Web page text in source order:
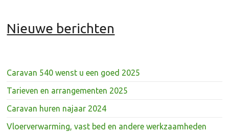
Nieuwe berichten
Caravan 540 wenst u een goed 2025
Tarieven en arrangementen 2025
Caravan huren najaar 2024
Vloerverwarming, vast bed en andere werkzaamheden